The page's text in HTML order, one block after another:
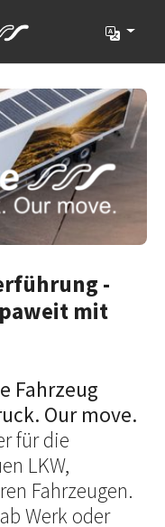
-
mit
Fahrzeug
Our move.
für die
LKW,
Fahrzeugen.
Werk oder